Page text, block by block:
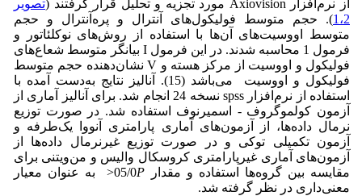
از نرم‌افزار Axiovision مورد تجزیه و تحلیل قرار گرفتند (
تصویر
1،2
). حجم متوسط فولیکول‌های آنترال و پره‌آنترال و حجم
متوسط اووسیت‌های آن‌ها با استفاده از روش‌های نوکلئاتور و
فرمول 1 محاسبه شدند. در این فرمول I بیانگر متوسط شعاع‌های
فولیکول و اووسیت از مرکز هسته و V نشان‌دهنده‌ حجم متوسط
فولیکول و اووسیت می‌باشد (15). آنالیز نتایج به‌دست آمده با
استفاده از نرم‌افزار spss نسخه 24 انجام شد. برای آنالیز آماری از
آزمون کولموگروف - اسمیرنوف استفاده شد. در صورت توزیع
نرمال داده‌ها، از آزمون‌های آماری پارامتری آنووا یک‌طرفه و
آزمون تکمیلی توکی و در صورت توزیع غیرنرمال داده‌ها از
آزمون‌های آماری غیرپارامتری کروسکال والیس و من‌ویتنی برای
مقایسه بین گروه‌ها استفاده و مقدار 05/0 P
< به عنوان معیار
معنی‌داری در نظر گرفته شد.